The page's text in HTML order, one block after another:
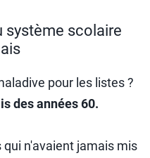
système scolaire
pour les listes ?
des années 60.
qui n'avaient jamais mis